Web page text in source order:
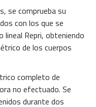
se comprueba su
con los que se
lineal Repri, obteniendo
de los cuerpos
completo de
no efectuado. Se
durante dos